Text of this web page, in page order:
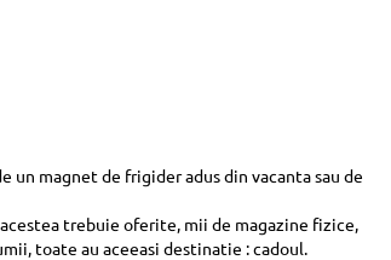
magnet de frigider adus din vacanta sau de
trebuie oferite, mii de magazine fizice,
toate au aceeasi destinatie : cadoul.